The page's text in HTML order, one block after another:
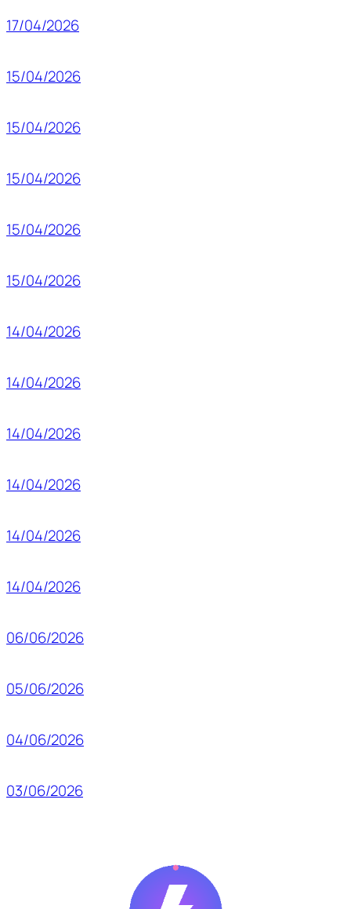
17/04/2026
15/04/2026
15/04/2026
15/04/2026
15/04/2026
15/04/2026
14/04/2026
14/04/2026
14/04/2026
14/04/2026
14/04/2026
14/04/2026
06/06/2026
05/06/2026
04/06/2026
03/06/2026